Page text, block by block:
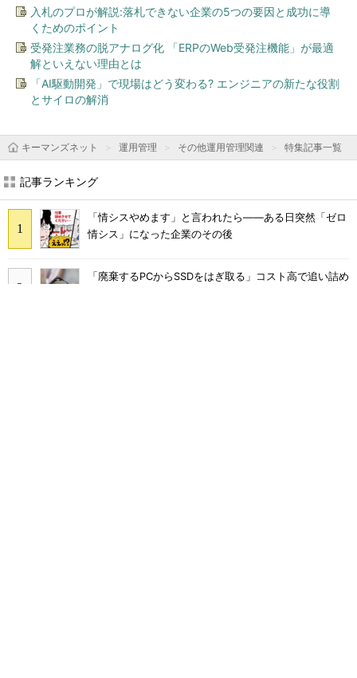
入札のプロが解説:落札できない企業の5つの要因と成功に導
くためのポイント
受発注業務の脱アナログ化 「ERPのWeb受発注機能」が最適
解といえない理由とは
「AI駆動開発」で現場はどう変わる? エンジニアの新たな役割
とサイロの解消
キーマンズネット 運用管理 その他運用管理関連 特集記事一覧
記事ランキング
「情シスやめます」と言われたら――ある日突然「ゼロ
情シス」になった企業のその後
「廃棄するPCからSSDをはぎ取る」コスト高で追い詰め